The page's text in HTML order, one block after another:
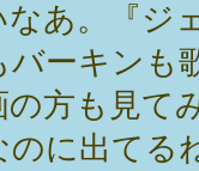
なあ。『ジ
バーキンも
方も見て
に出てる